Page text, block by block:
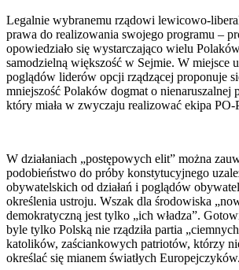
Legalnie wybranemu rządowi lewicowo-
prawa do realizowania swojego programu –
opowiedziało się wystarczająco wielu
samodzielną większość w Sejmie. W miejsce
poglądów liderów opcji rządzącej proponuje
mniejszość Polaków dogmat o nienaruszalnej
który miała w zwyczaju realizować ekipa PO-
W działaniach „postępowych elit” można
podobieństwo do próby konstytucyjnego
obywatelskich od działań i poglądów
określenia ustroju. Wszak dla środowiska
demokratyczną jest tylko „ich władza”.
byle tylko Polską nie rządziła partia
katolików, zaściankowych patriotów, którzy
określać się mianem światłych Europejczyków.